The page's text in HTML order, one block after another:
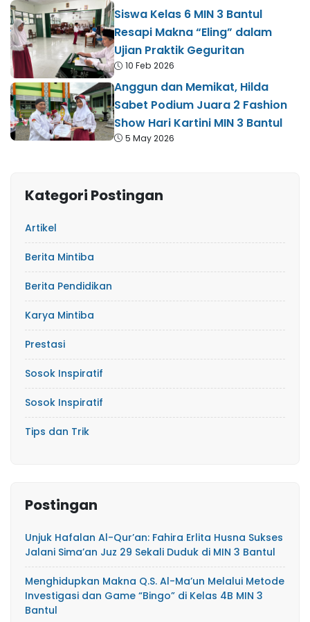
Siswa Kelas 6 MIN 3 Bantul
Resapi Makna “Eling” dalam
Ujian Praktik Geguritan
10 Feb 2026
Anggun dan Memikat, Hilda
Sabet Podium Juara 2 Fashion
Show Hari Kartini MIN 3 Bantul
5 May 2026
Kategori Postingan
Artikel
Berita Mintiba
Berita Pendidikan
Karya Mintiba
Prestasi
Sosok Inspiratif
Sosok Inspiratif
Tips dan Trik
Postingan
Unjuk Hafalan Al-Qur’an: Fahira Erlita Husna Sukses
Jalani Sima’an Juz 29 Sekali Duduk di MIN 3 Bantul
Menghidupkan Makna Q.S. Al-Ma’un Melalui Metode
Investigasi dan Game “Bingo” di Kelas 4B MIN 3
Bantul